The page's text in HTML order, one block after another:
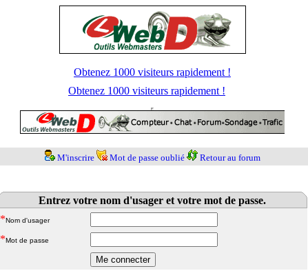
Obtenez 1000 visiteurs rapidement !
Obtenez 1000 visiteurs rapidement !
M'inscrire Mot de passe oublié Retour au forum
Entrez votre nom d'usager et votre mot de passe.
*Nom d'usager
*Mot de passe